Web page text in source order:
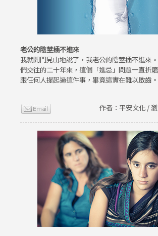
老公的陰莖插不進來
我就開門見山地說了，我老公的陰莖插不進來
們交往的二十年來，這個「進忌」問題一直折
跟任何人提起過這件事，畢竟這實在難以啟齒。
作者：平安文化 /